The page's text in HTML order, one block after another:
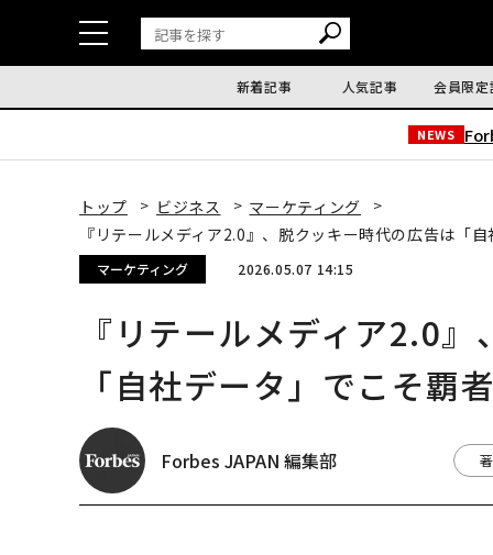
新着記事 人気記事 会員限定
NEWS
トップ ビジネス
マーケティング
『リテールメディア2.0』、脱クッキー時代の広告は「
マーケティング 2026.05.07 14:15
『リテールメディア2.0
「自社データ」でこそ覇
Forbes JAPAN 編集部